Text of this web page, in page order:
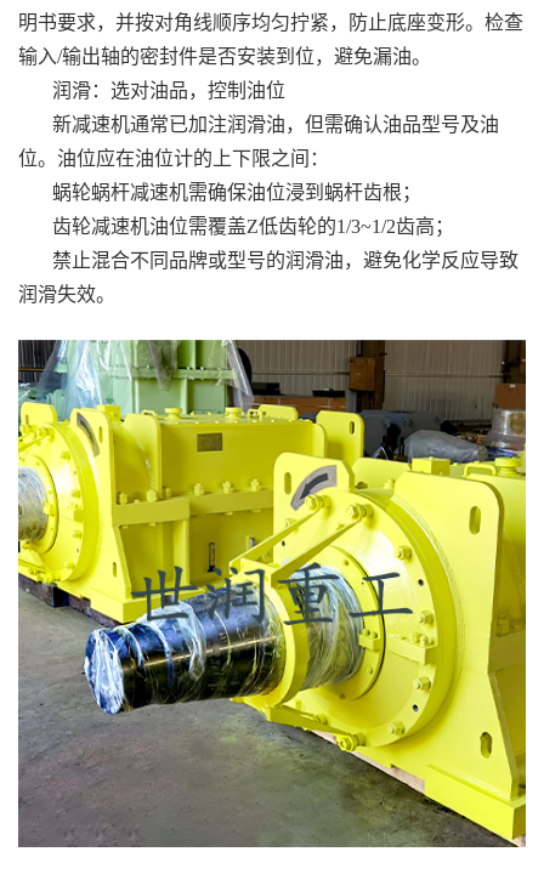
明书要求，并按对角线顺序均匀拧紧，防止底座变形。检查
输入/输出轴的密封件是否安装到位，避免漏油。
润滑：选对油品，控制油位
新减速机通常已加注润滑油，但需确认油品型号及油
位。油位应在油位计的上下限之间：
蜗轮蜗杆减速机需确保油位浸到蜗杆齿根；
齿轮减速机油位需覆盖Z低齿轮的1/3~1/2齿高；
禁止混合不同品牌或型号的润滑油，避免化学反应导致
润滑失效。